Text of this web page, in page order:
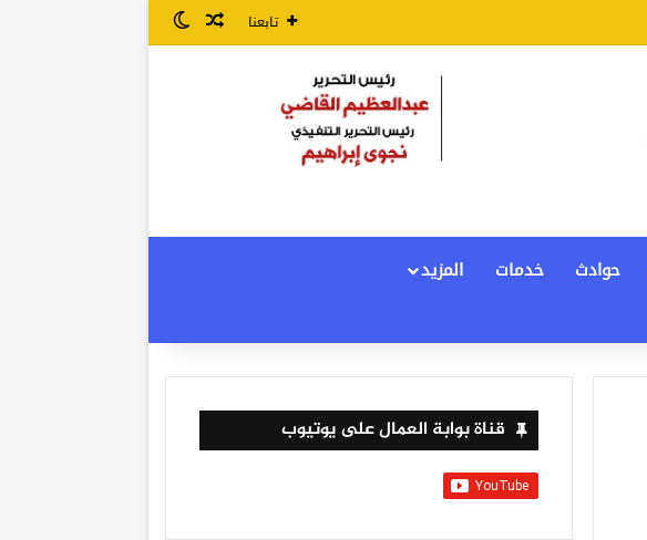
تابعنا مقال عشوائي
الوضع المظلم
حوادث خدمات
المزيد
قناة بوابة العمال على يوتيوب